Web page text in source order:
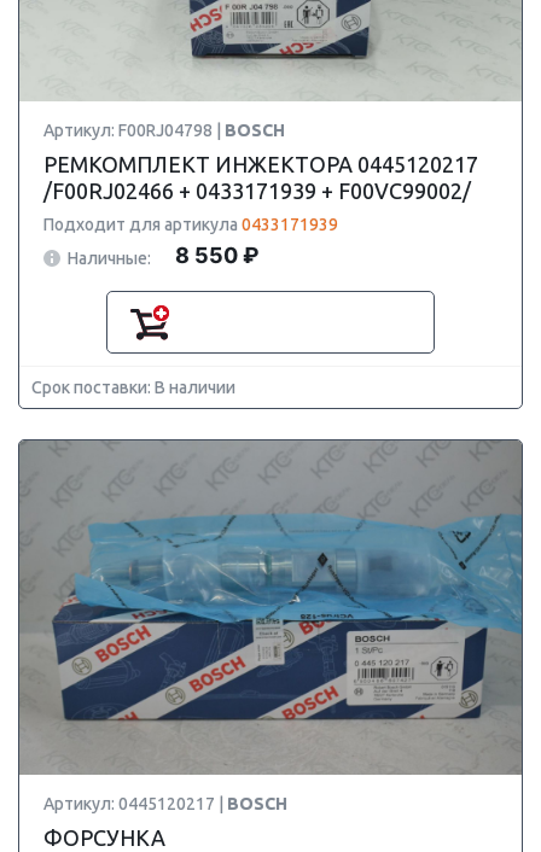
Артикул: F00RJ04798 | BOSCH
РЕМКОМПЛЕКТ ИНЖЕКТОРА 0445120217
/F00RJ02466 + 0433171939 + F00VC99002/
Подходит для артикула 0433171939
Наличные:
8 550 ₽
Срок поставки: В наличии
Артикул: 0445120217 | BOSCH
ФОРСУНКА